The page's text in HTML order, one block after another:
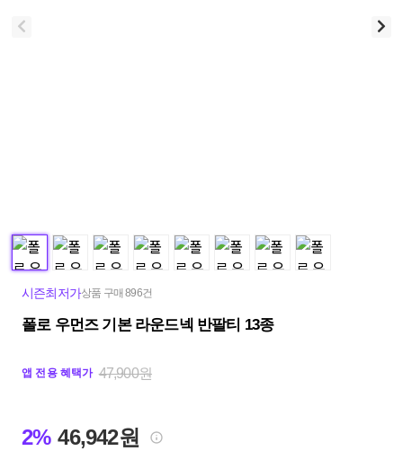
시즌최저가상품 구매 896건
폴로 우먼즈 기본 라운드넥 반팔티 13종
앱 전용 혜택가 47,900원
2% 46,942원